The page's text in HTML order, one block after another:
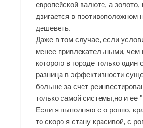
европейской валюте, а золото,
двигается в противоположном
дешеветь.
Даже в том случае, если
менее привлекательными, чем
которого в городе только
разница в эффективности
больше за счет
только самой системы,но и ее
Если я выполняю его ровно,
то скоро я стану красивой, с